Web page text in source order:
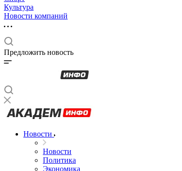
Культура
Новости компаний
Предложить новость
Новости
Новости
Политика
Экономика